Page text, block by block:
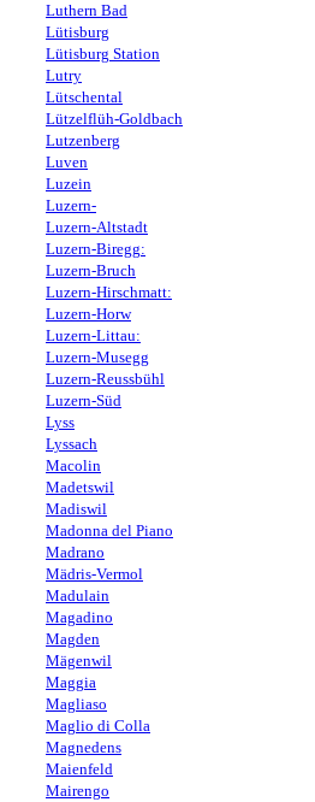
Luthern Bad
Lütisburg
Lütisburg Station
Lutry
Lütschental
Lützelflüh-Goldbach
Lutzenberg
Luven
Luzein
Luzern-
Luzern-Altstadt
Luzern-Biregg:
Luzern-Bruch
Luzern-Hirschmatt:
Luzern-Horw
Luzern-Littau:
Luzern-Musegg
Luzern-Reussbühl
Luzern-Süd
Lyss
Lyssach
Macolin
Madetswil
Madiswil
Madonna del Piano
Madrano
Mädris-Vermol
Madulain
Magadino
Magden
Mägenwil
Maggia
Magliaso
Maglio di Colla
Magnedens
Maienfeld
Mairengo